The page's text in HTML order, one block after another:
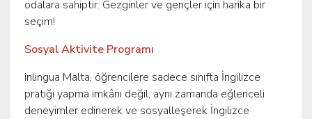
odalara sahiptir. Gezginler ve gençler için harika bir
seçim!
Sosyal Aktivite Programı
inlingua Malta, öğrencilere sadece sınıfta İngilizce
pratiği yapma imkânı değil, aynı zamanda eğlenceli
deneyimler edinerek ve sosyalleşerek İngilizce